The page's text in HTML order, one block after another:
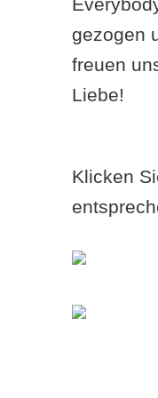
gezogen
freuen
Liebe!
Klicken